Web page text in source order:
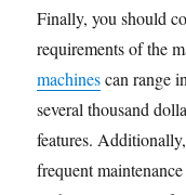
Finally, you should
requirements of the
machinescan range
several thousand
features.
frequent